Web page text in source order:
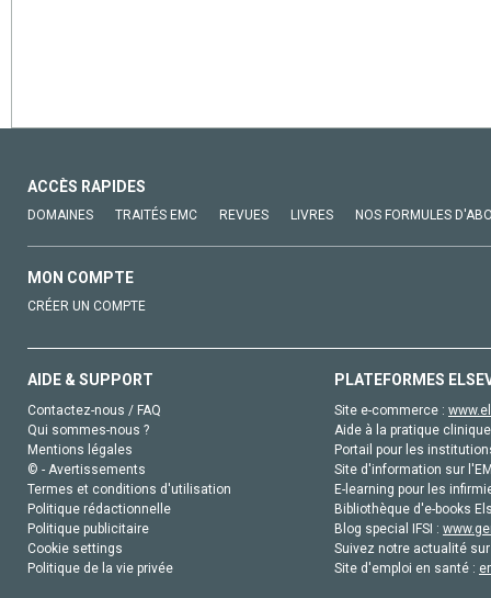
ACCÈS RAPIDES
DOMAINES TRAITÉS EMC REVUES LIVRES NOS FORMULES
MON COMPTE
CRÉER UN COMPTE
AIDE & SUPPORT
Contactez-nous / FAQ
Qui sommes-nous ?
Mentions légales
© - Avertissements
Termes et conditions d'utilisation
Politique rédactionnelle
Politique publicitaire
Cookie settings
Politique de la vie privée
PLATEFORMES
Site e-commerce :
Aide à la pratique
Portail pour les
Site d'information sur
E-learning pour les
Bibliothèque d'e-books
Blog special IFSI :
Suivez notre actualité
Site d'emploi en santé :